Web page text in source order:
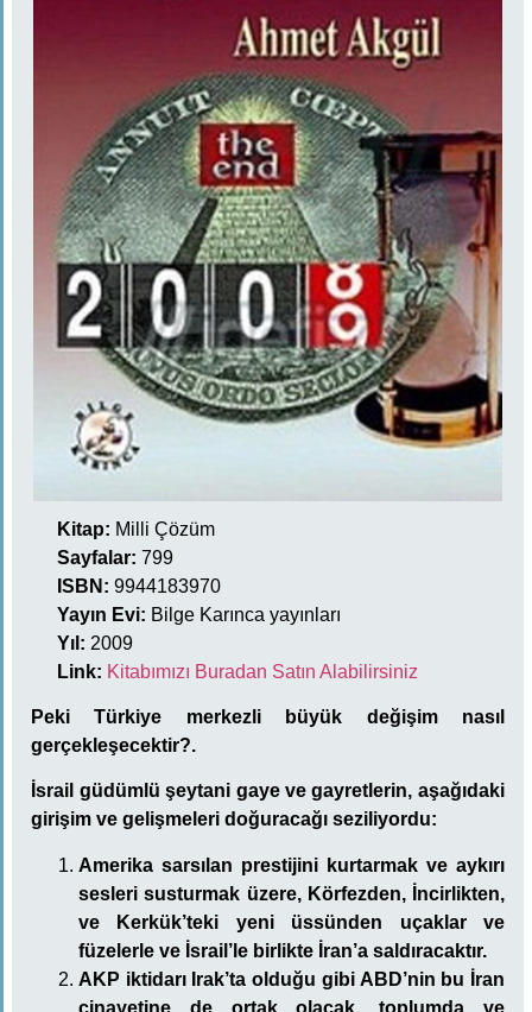
Kitap: Milli Çözüm
Sayfalar: 799
ISBN: 9944183970
Yayın Evi: Bilge Karınca yayınları
Yıl: 2009
Link: Kitabımızı Buradan Satın Alabilirsiniz
Peki Türkiye merkezli büyük değişim nasıl
gerçekleşecektir?.
İsrail güdümlü şeytani gaye ve gayretlerin, aşağıdaki
girişim ve gelişmeleri doğuracağı seziliyordu:
Amerika sarsılan prestijini kurtarmak ve aykırı
sesleri susturmak üzere, Körfezden, İncirlikten,
ve Kerkük’teki yeni üssünden uçaklar ve
füzelerle ve İsrail’le birlikte İran’a saldıracaktır.
AKP iktidarı Irak’ta olduğu gibi ABD’nin bu İran
cinayetine de ortak olacak, toplumda ve